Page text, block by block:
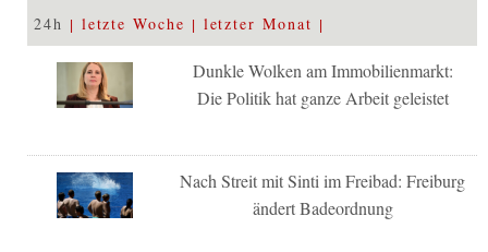
24h letzte Woche letzter Monat
Dunkle Wolken am Immobilienmarkt:
Die Politik hat ganze Arbeit geleistet
Nach Streit mit Sinti im Freibad: Freiburg
ändert Badeordnung